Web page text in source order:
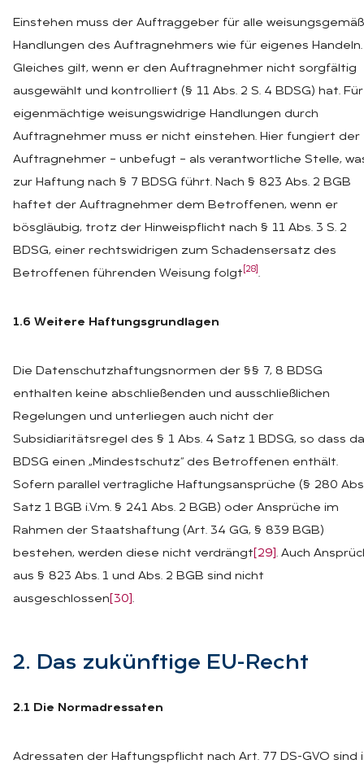
Einstehen muss der Auftraggeber für alle
Handlungen des Auftragnehmers wie für eigenes Handeln.
Gleiches gilt, wenn er den Auftragnehmer nicht sorgfältig
ausgewählt und kontrolliert (§ 11 Abs. 2 S. 4 BDSG) hat. Für
eigenmächtige weisungswidrige Handlungen durch
Auftragnehmer muss er nicht einstehen. Hier fungiert der
Auftragnehmer – unbefugt – als verantwortliche Stelle,
zur Haftung nach § 7 BDSG führt. Nach § 823 Abs. 2 BGB
haftet der Auftragnehmer dem Betroffenen, wenn er
bösgläubig, trotz der Hinweispflicht nach § 11 Abs. 3 S. 2
BDSG, einer rechtswidrigen zum Schadensersatz des
Betroffenen führenden Weisung folgt [28] .
1.6 Weitere Haftungsgrundlagen
Die Datenschutzhaftungsnormen der §§ 7, 8 BDSG
enthalten keine abschließenden und ausschließlichen
Regelungen und unterliegen auch nicht der
Subsidiaritätsregel des § 1 Abs. 4 Satz 1 BDSG, so dass
BDSG einen „Mindestschutz“ des Betroffenen enthält.
Sofern parallel vertragliche Haftungsansprüche (§ 280
Satz 1 BGB i.V.m. § 241 Abs. 2 BGB) oder Ansprüche im
Rahmen der Staatshaftung (Art. 34 GG, § 839 BGB)
bestehen, werden diese nicht verdrängt [29]. Auch
aus § 823 Abs. 1 und Abs. 2 BGB sind nicht
ausgeschlossen [30].
2. Das zu­künf­ti­ge EU-Recht
2.1 Die Normadressaten
Adressaten der Haftungspflicht nach Art. 77 DS-GVO sind